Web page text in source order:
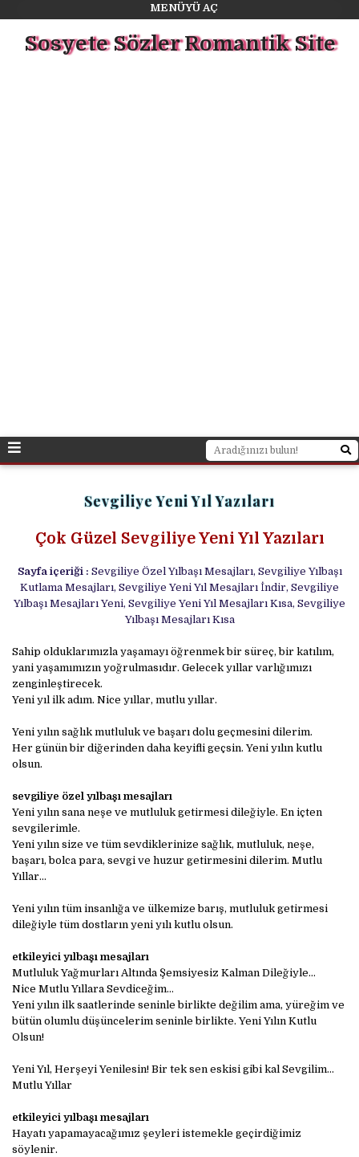
MENÜYÜ AÇ
Sosyete Sözler Romantik Site
Sevgiliye Yeni Yıl Yazıları
Çok Güzel Sevgiliye Yeni Yıl Yazıları
Sayfa içeriği : Sevgiliye Özel Yılbaşı Mesajları, Sevgiliye Yılbaşı
Kutlama Mesajları, Sevgiliye Yeni Yıl Mesajları İndir, Sevgiliye
Yılbaşı Mesajları Yeni, Sevgiliye Yeni Yıl Mesajları Kısa, Sevgiliye
Yılbaşı Mesajları Kısa
Sahip olduklarımızla yaşamayı öğrenmek bir süreç, bir katılım,
yani yaşamımızın yoğrulmasıdır. Gelecek yıllar varlığımızı
zenginleştirecek.
Yeni yıl ilk adım. Nice yıllar, mutlu yıllar.
Yeni yılın sağlık mutluluk ve başarı dolu geçmesini dilerim.
Her günün bir diğerinden daha keyifli geçsin. Yeni yılın kutlu
olsun.
sevgiliye özel yılbaşı mesajları
Yeni yılın sana neşe ve mutluluk getirmesi dileğiyle. En içten
sevgilerimle.
Yeni yılın size ve tüm sevdiklerinize sağlık, mutluluk, neşe,
başarı, bolca para, sevgi ve huzur getirmesini dilerim. Mutlu
Yıllar…
Yeni yılın tüm insanlığa ve ülkemize barış, mutluluk getirmesi
dileğiyle tüm dostların yeni yılı kutlu olsun.
etkileyici yılbaşı mesajları
Mutluluk Yağmurları Altında Şemsiyesiz Kalman Dileğiyle…
Nice Mutlu Yıllara Sevdiceğim…
Yeni yılın ilk saatlerinde seninle birlikte değilim ama, yüreğim ve
bütün olumlu düşüncelerim seninle birlikte. Yeni Yılın Kutlu
Olsun!
Yeni Yıl, Herşeyi Yenilesin! Bir tek sen eskisi gibi kal Sevgilim…
Mutlu Yıllar
etkileyici yılbaşı mesajları
Hayatı yapamayacağımız şeyleri istemekle geçirdiğimiz
söylenir.